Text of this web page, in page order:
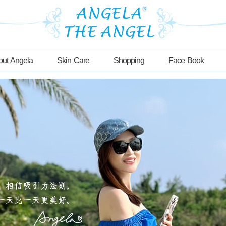
Angela Skin Care Shopping Face Book